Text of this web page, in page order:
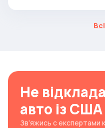
Не
авто із
Зв’яжись с експертами